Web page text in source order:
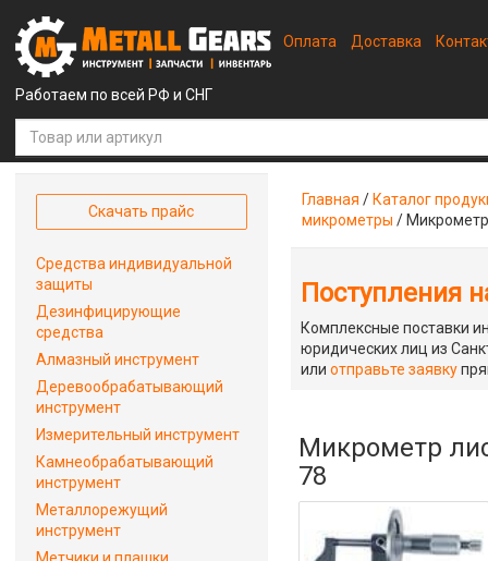
Работаем по всей РФ и СНГ
Оплата Доставка
Главная / Каталог
микрометры /
Поступления
Комплексные поставки
юридических лиц из
илиотправьте заявку
Микрометр
78
Скачать прайс
Средства индивидуальной
защиты
Дезинфицирующие
средства
Алмазный инструмент
Деревообрабатывающий
инструмент
Измерительный инструмент
Камнеобрабатывающий
инструмент
Металлорежущий
инструмент